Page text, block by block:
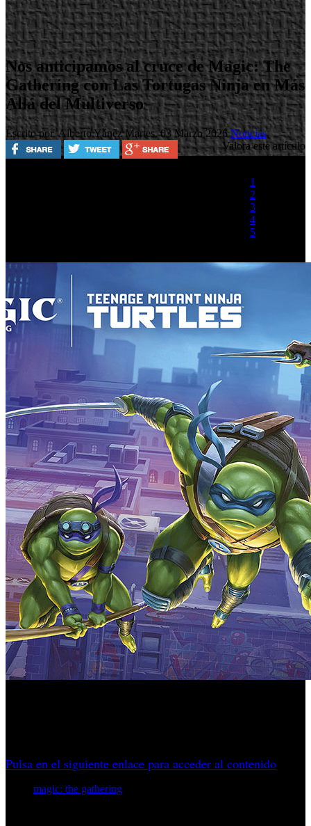
Nos anticipamos al cruce de Magic: The
Gathering con Las Tortugas Ninja en Más
Allá del Multiverso
Escrito por Alberto YánezMartes, 03 Marzo 2026Noticias
Valora este artículo
1
2
3
4
5
Pulsa en el siguiente enlace para acceder al contenido
magic: the gathering